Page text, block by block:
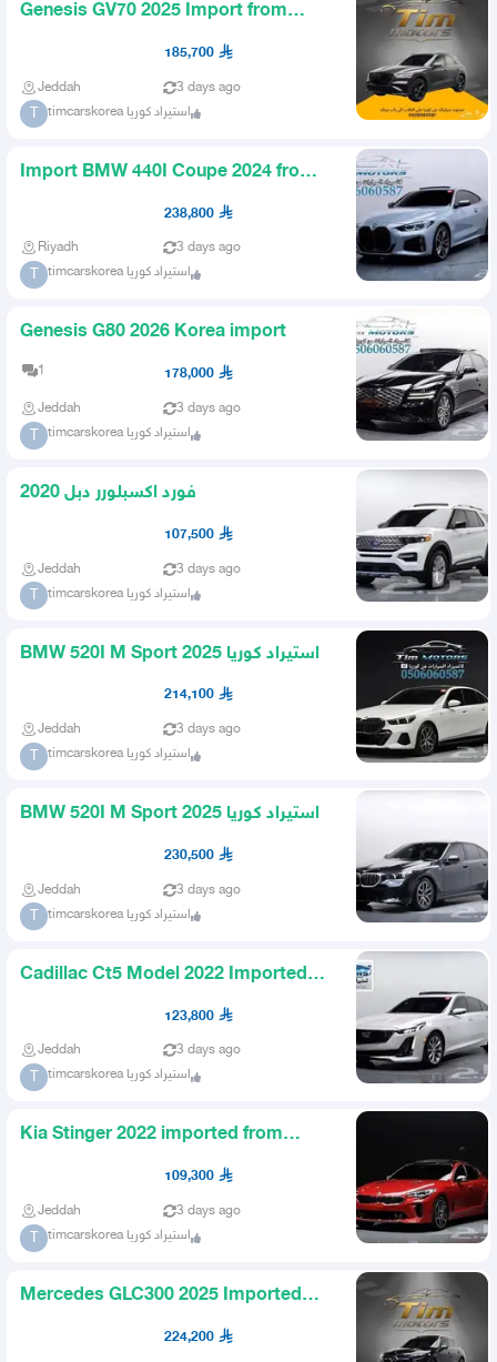
Genesis GV70 2025 Import from
185,700
Jeddah 3 days ago
T timcarskorea استيراد كوريا
Import BMW 440I Coupe 2024 from
238,800
Riyadh 3 days ago
T timcarskorea استيراد كوريا
Genesis G80 2026 Korea import
1 178,000
Jeddah 3 days ago
T timcarskorea استيراد كوريا
فورد اكسبلورر دبل 2020
107,500
Jeddah 3 days ago
T timcarskorea استيراد كوريا
BMW 520I M Sport 2025 استيراد كوريا
214,100
Jeddah 3 days ago
T timcarskorea استيراد كوريا
BMW 520I M Sport 2025 استيراد كوريا
230,500
Jeddah 3 days ago
T timcarskorea استيراد كوريا
Cadillac Ct5 Model 2022 Imported
123,800
Jeddah 3 days ago
T timcarskorea استيراد كوريا
Kia Stinger 2022 imported from
109,300
Jeddah 3 days ago
T timcarskorea استيراد كوريا
Mercedes GLC300 2025 Imported
224,200